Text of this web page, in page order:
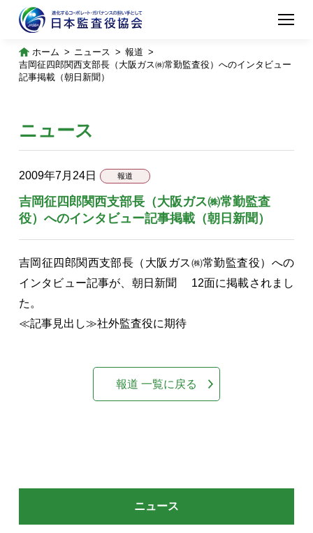
ホーム ニュース
報道
吉岡征四郎関西支部長（大阪ガス㈱常勤監査役）へのインタビュー
記事掲載（朝日新聞）
ニュース
ニュース
2009年7月24日 報道
吉岡征四郎関西支部長（大阪ガス㈱常勤監査
役）へのインタビュー記事掲載（朝日新聞）
吉岡征四郎関西支部長（大阪ガス㈱常勤監査役）への
インタビュー記事が、朝日新聞 12面に掲載されまし
た。
≪記事見出し≫社外監査役に期待
報道 一覧に戻る